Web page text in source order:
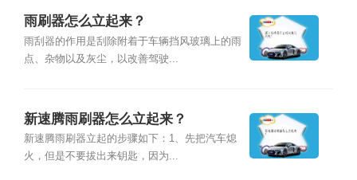
雨刷器怎么立起来？
雨刮器的作用是刮除附着于车辆挡风玻璃上的雨
点、杂物以及灰尘，以改善驾驶...
新速腾雨刷器怎么立起来？
新速腾雨刷器立起的步骤如下：1、先把汽车熄
火，但是不要拔出来钥匙，因为...